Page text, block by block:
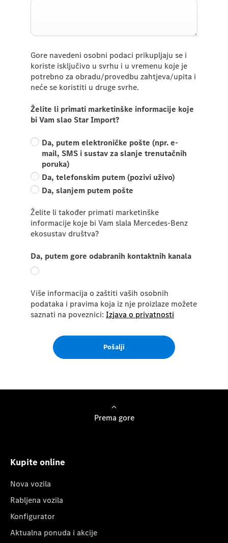
Gore navedeni osobni podaci prikupljaju se i
koriste isključivo u svrhu i u vremenu koje je
potrebno za obradu/provedbu zahtjeva/upita i
neće se koristiti u druge svrhe.
Želite li primati marketinške informacije koje
bi Vam slao Star Import?
Da, putem elektroničke pošte (npr. e-
mail, SMS i sustav za slanje trenutačnih
poruka)
Da, telefonskim putem (pozivi uživo)
Da, slanjem putem pošte
Želite li također primati marketinške
informacije koje bi Vam slala Mercedes-Benz
ekosustav društva?
Da, putem gore odabranih kontaktnih kanala
Više informacija o zaštiti vaših osobnih
podataka i pravima koja iz nje proizlaze možete
saznati na poveznici: Izjava o privatnosti
Pošalji
Prema gore
Kupite online
Nova vozila
Rabljena vozila
Konfigurator
Aktualna ponuda i akcije